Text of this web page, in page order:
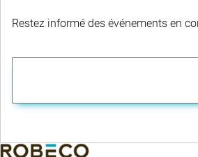
Restez informé des événements en